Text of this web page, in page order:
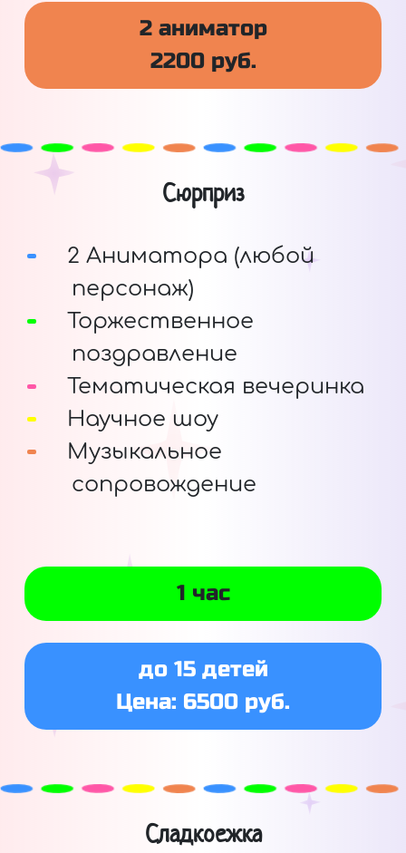
2 аниматор
2200 руб.
Сюрприз
2 Аниматора (любой
персонаж)
Торжественное
поздравление
Тематическая вечеринка
Научное шоу
Музыкальное
сопровождение
1 час
до 15 детей
Цена: 6500 руб.
Сладкоежка